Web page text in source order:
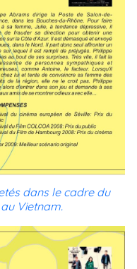
dans le cadre du
Vietnam.